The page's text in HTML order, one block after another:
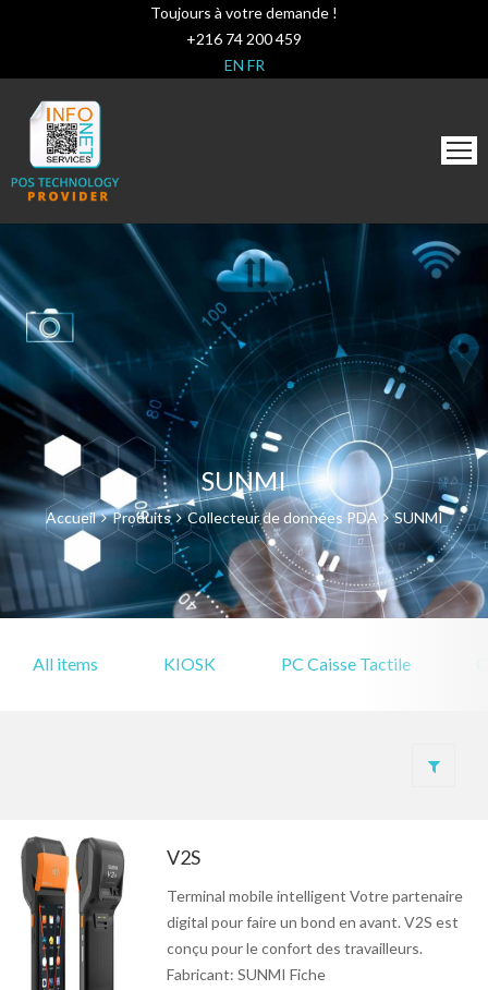
Toujours à votre demande !
+216 74 200 459
EN FR
SUNMI
Accueil Produits Collecteur de données PDA SUNMI
All items KIOSK PC Caisse Tactile
V2S
Terminal mobile intelligent Votre partenaire
digital pour faire un bond en avant. V2S est
conçu pour le confort des travailleurs.
Fabricant: SUNMI Fiche